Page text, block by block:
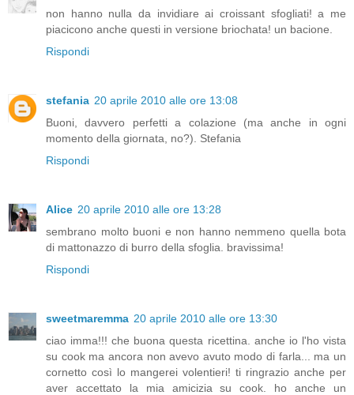
non hanno nulla da invidiare ai croissant sfogliati! a me
piacicono anche questi in versione briochata! un bacione.
Rispondi
stefania 20 aprile 2010 alle ore 13:08
Buoni, davvero perfetti a colazione (ma anche in ogni
momento della giornata, no?). Stefania
Rispondi
Alice 20 aprile 2010 alle ore 13:28
sembrano molto buoni e non hanno nemmeno quella bota
di mattonazzo di burro della sfoglia. bravissima!
Rispondi
sweetmaremma 20 aprile 2010 alle ore 13:30
ciao imma!!! che buona questa ricettina. anche io l'ho vista
su cook ma ancora non avevo avuto modo di farla... ma un
cornetto così lo mangerei volentieri! ti ringrazio anche per
aver accettato la mia amicizia su cook. ho anche un